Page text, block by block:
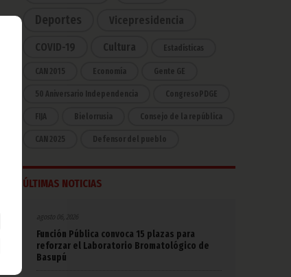
Deportes Vicepresidencia
COVID-19 Cultura Estadísticas
CAN 2015 Economía Gente GE
50 Aniversario Independencia CongresoPDGE
FIJA Bielorrusia Consejo de la república
CAN 2025 Defensor del pueblo
ÚLTIMAS NOTICIAS
agosto 06, 2026
Función Pública convoca 15 plazas para
reforzar el Laboratorio Bromatológico de
Basupú